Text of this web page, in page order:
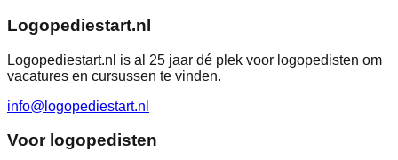
Logopediestart.nl
Logopediestart.nl is al 25 jaar dé plek voor logopedisten om
vacatures en cursussen te vinden.
info@logopediestart.nl
Voor logopedisten